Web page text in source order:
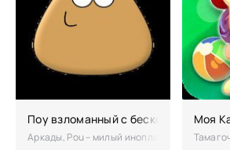
Поу взломанный с бесконечными
Аркады, Pou – милый инопланетный
Моя